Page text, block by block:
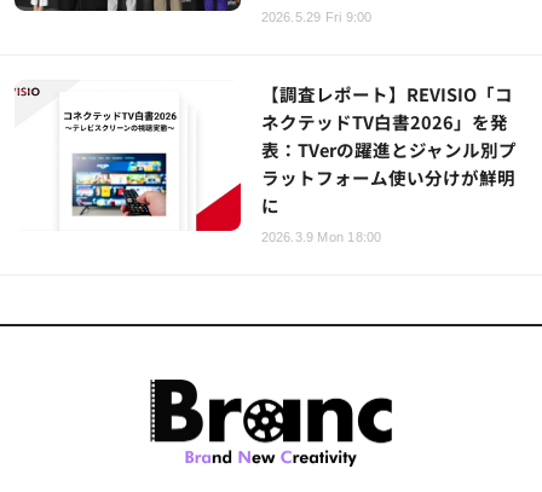
2026.5.29 Fri 9:00
【調査レポート】REVISIO「コ
ネクテッドTV白書2026」を発
表：TVerの躍進とジャンル別プ
ラットフォーム使い分けが鮮明
に
2026.3.9 Mon 18:00